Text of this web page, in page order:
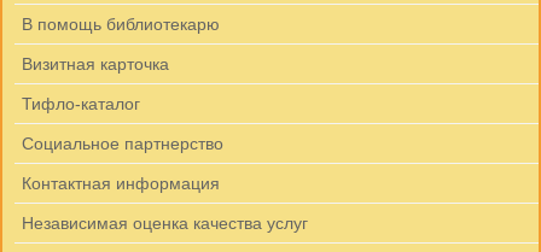
В помощь библиотекарю
Визитная карточка
Тифло-каталог
Социальное партнерство
Контактная информация
Независимая оценка качества услуг